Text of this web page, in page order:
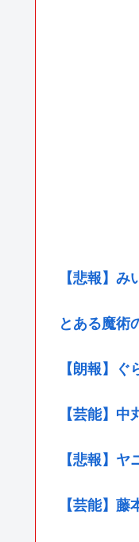
【悲報】
とある魔術
【朗報】
【芸能】
【悲報】
【芸能】藤